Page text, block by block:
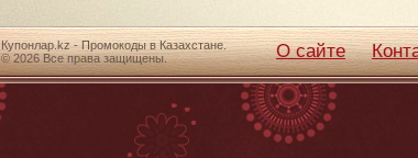
Купонлар.kz - Промокоды в Казахстане.
© 2026 Все права защищены.
О сайте